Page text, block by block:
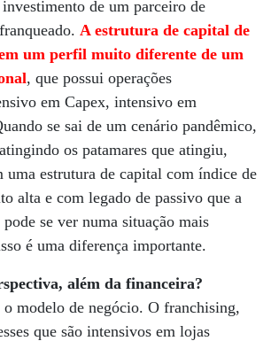
de um parceiro de
A estrutura de capital de
um perfil muito diferente de um
, que possui operações
em Capex, intensivo em
se sai de um cenário pandêmico,
os patamares que atingiu,
uma estrutura de capital com índice de
alta e com legado de passivo que a
se ver numa situação mais
é uma diferença importante.
além da financeira?
modelo de negócio. O franchising,
que são intensivos em lojas